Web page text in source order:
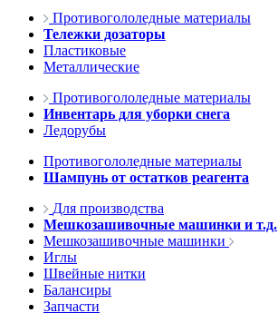
Противогололедные материалы
Тележки дозаторы
Пластиковые
Металлические
Противогололедные материалы
Инвентарь для уборки снега
Ледорубы
Противогололедные материалы
Шампунь от остатков реагента
Для производства
Мешкозашивочные машинки и т.д.
Мешкозашивочные машинки
Иглы
Швейные нитки
Балансиры
Запчасти